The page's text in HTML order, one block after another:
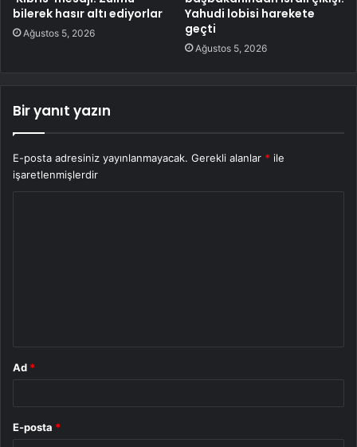
bilerek hasır altı ediyorlar
Ağustos 5, 2026
Yahudi lobisi harekete
geçti
Ağustos 5, 2026
Bir yanıt yazın
E-posta adresiniz yayınlanmayacak. Gerekli alanlar * ile
işaretlenmişlerdir
Ad *
E-posta *